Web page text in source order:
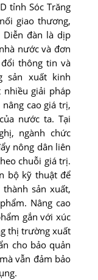
tỉnh Sóc Trăng
giao thương,
Diễn đàn là dịp
nước và đơn
thông tin và
sản xuất kinh
nhiều giải pháp
cao giá trị,
nước ta. Tại
ngành chức
nông dân liên
chuỗi giá trị.
bộ kỹ thuật để
sản xuất,
Nâng cao
gắn với xúc
thị trường xuất
cho bảo quản
vẫn đảm bảo